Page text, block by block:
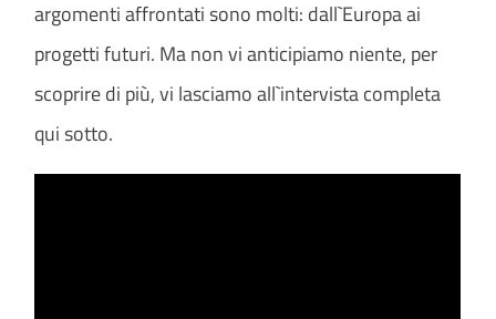
argomenti affrontati sono molti: dall`Europa ai
progetti futuri. Ma non vi anticipiamo niente, per
scoprire di più, vi lasciamo all`intervista completa
qui sotto.